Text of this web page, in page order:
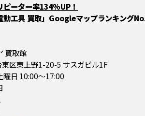
ーター率134%UP！
動工具 買取」Googleマップランキング
買取館
区東上野1-20-5 サスガビル1F
曜日 10:00～17:00